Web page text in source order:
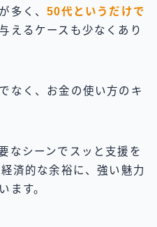
多く、50代というだけで
えるケースも少なくあり
なく、お金の使い方のキ
なシーンでスッと支援を
済的な余裕に、強い魅力
ます。